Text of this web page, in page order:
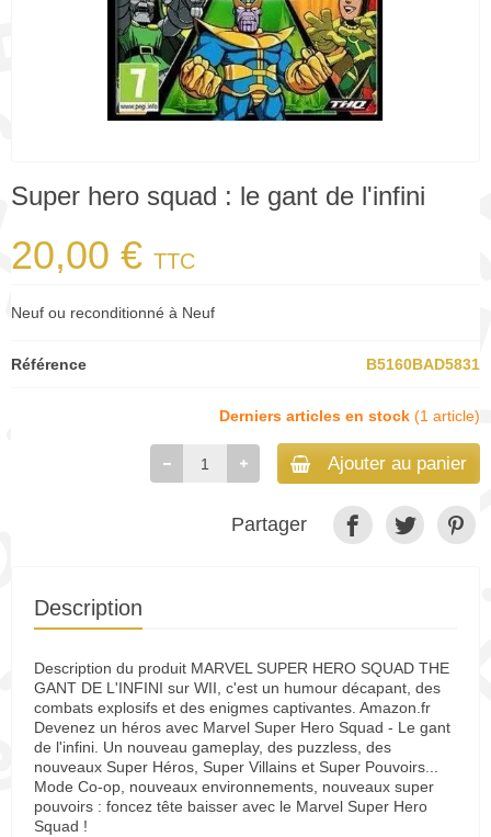
Super hero squad : le gant de l'infini
20,00 € TTC
Neuf ou reconditionné à Neuf
Référence B5160BAD5831
Derniers articles en stock (1 article)
Ajouter au panier
Partager
Description
Description du produit MARVEL SUPER HERO SQUAD THE
GANT DE L'INFINI sur WII, c'est un humour décapant, des
combats explosifs et des enigmes captivantes. Amazon.fr
Devenez un héros avec Marvel Super Hero Squad - Le gant
de l'infini. Un nouveau gameplay, des puzzless, des
nouveaux Super Héros, Super Villains et Super Pouvoirs...
Mode Co-op, nouveaux environnements, nouveaux super
pouvoirs : foncez tête baisser avec le Marvel Super Hero
Squad !